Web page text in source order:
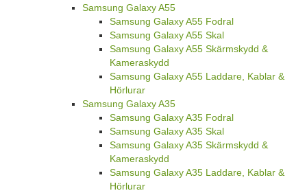
Samsung Galaxy A55
Samsung Galaxy A55 Fodral
Samsung Galaxy A55 Skal
Samsung Galaxy A55 Skärmskydd &
Kameraskydd
Samsung Galaxy A55 Laddare, Kablar &
Hörlurar
Samsung Galaxy A35
Samsung Galaxy A35 Fodral
Samsung Galaxy A35 Skal
Samsung Galaxy A35 Skärmskydd &
Kameraskydd
Samsung Galaxy A35 Laddare, Kablar &
Hörlurar